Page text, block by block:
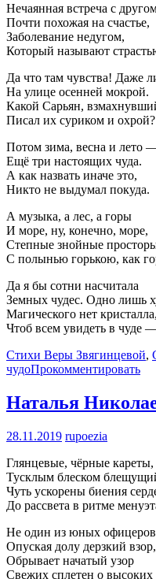
Нечаянная встреча с
Почти похожая на счастье,
Заболевание недугом,
Который называют
Да что там чувства! Даже
На улице осенней мокрой.
Какой Сарьян,
Писал их суриком и охрой?
Потом зима, весна и лето
Ещё три настоящих чуда.
А как назвать иначе это,
Никто не выдумал покуда.
А музыка, а лес, а горы
И море, ну, конечно, море,
Степные знойные
С полынью горькою, как
Да я бы сотни насчитала
Земных чудес. Одно лишь
Магического нет кристалла,
Чтоб всем увидеть в чуде
Стихи Веры Звягинцевой,
чудоПрокомментировать
Наталья
28.11.2019 rupoezia
Глянцевые, чёрные кареты,
Тусклым блеском
Чуть ускорены биения
До рассвета в ритме
Не один из юных
Опуская долу дерзкий взор,
Обрывает начатый узор
Свежих сплетен о высоких